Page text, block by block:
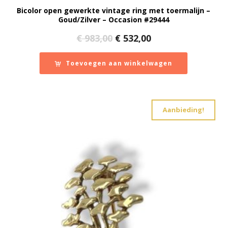
Bicolor open gewerkte vintage ring met toermalijn –
Goud/Zilver – Occasion #29444
€983,00 Oorspronkelijke
prijs
was:
€ 983,00.
€532,00Huidige
prijs
is:
€ 532,00.
Toevoegen aan winkelwagen
Aanbieding!